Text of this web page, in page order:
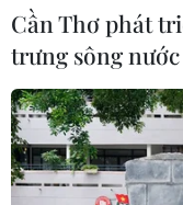
Cần Thơ phát
trưng sông nước